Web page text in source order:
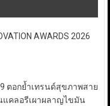
AWARDS 2026
ตอกย้ำเทรนด์สุขภาพสาย
นแคลอรีเผาผลาญไขมัน